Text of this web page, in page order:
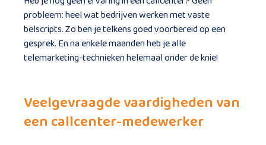
probleem: heel wat bedrijven werken met vaste
belscripts. Zo ben je telkens goed voorbereid op een
gesprek. En na enkele maanden heb je alle
telemarketing-technieken helemaal onder de knie!
Veelgevraagde vaardigheden van
een callcenter-medewerker